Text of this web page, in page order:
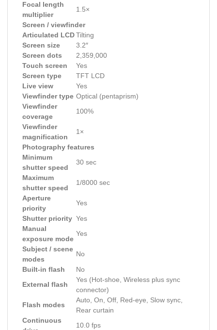
Focal length
multiplier
1.5×
Screen / viewfinder
Articulated LCDTilting
Screen size
3.2″
Screen dots
2,359,000
Touch screen
Yes
Screen type
TFT LCD
Live view
Yes
Viewfinder type Optical (pentaprism)
Viewfinder
coverage
100%
Viewfinder
magnification
1×
Photography features
Minimum
shutter speed
30 sec
Maximum
shutter speed
1/8000 sec
Aperture
priority
Yes
Shutter priority Yes
Manual
exposure mode
Yes
Subject / scene
modes
No
Built-in flash
No
External flash
Yes (Hot-shoe, Wireless plus sync
connector)
Flash modes
Auto, On, Off, Red-eye, Slow sync,
Rear curtain
Continuous
10.0 fps